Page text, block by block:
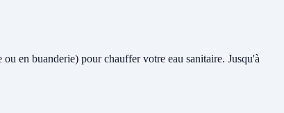
en buanderie) pour chauffer votre eau sanitaire. Jusqu'à